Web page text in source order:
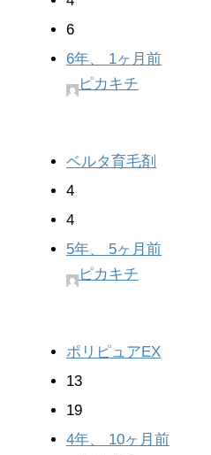
6
6年、 1ヶ月前
ピカキチ
ベルタ育毛剤
4
4
5年、 5ヶ月前
ピカキチ
ポリピュアEX
13
19
4年、 10ヶ月前